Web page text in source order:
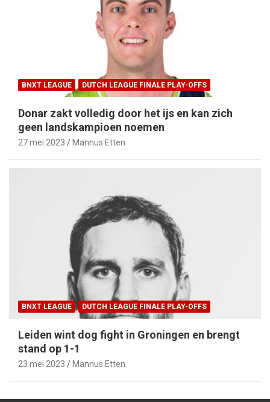
BNXT LEAGUE DUTCH LEAGUE FINALE PLAY-OFFS
Donar zakt volledig door het ijs en kan zich
geen landskampioen noemen
27 mei 2023 Mannus Etten
BNXT LEAGUE DUTCH LEAGUE FINALE PLAY-OFFS
Leiden wint dog fight in Groningen en brengt
stand op 1-1
23 mei 2023 Mannus Etten